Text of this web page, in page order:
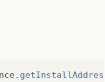
. getInstallAddress